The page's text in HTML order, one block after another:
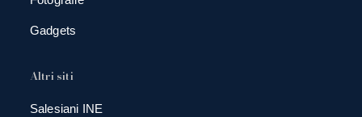
Gadgets
Altri siti
Salesiani INE